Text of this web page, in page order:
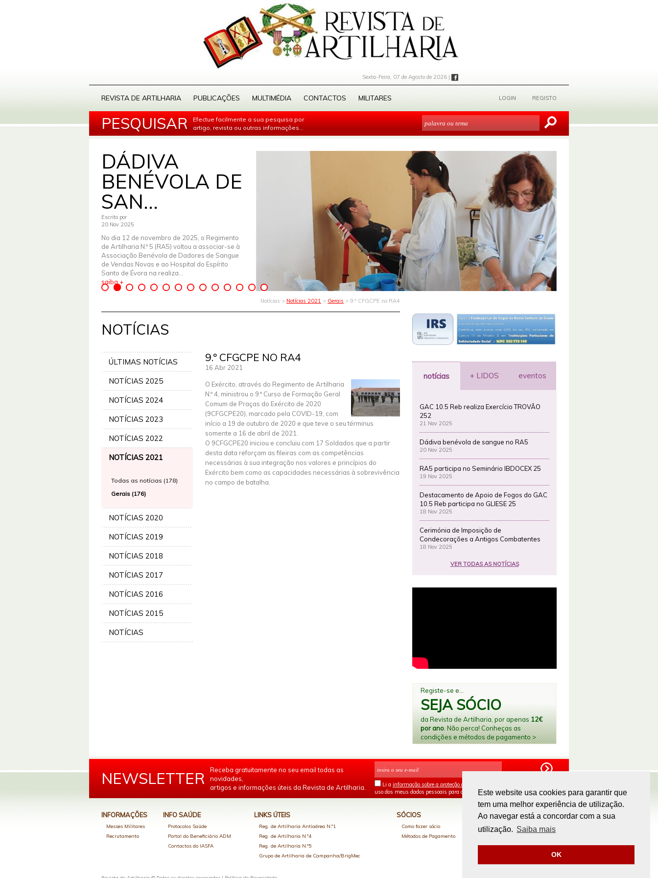
Este website usa cookies para garantir que
tem uma melhor experiência de utilização.
Ao navegar está a concordar com a sua
utilização. Saiba mais
OK
Sexta-Feira, 07 de Agosto de 2026 |
REVISTA DE ARTILHARIA PUBLICAÇÕES MULTIMÉDIA CONTACTOS MILITARES LOGIN REGISTO
PESQUISAR
Efectue facilmente a sua pesquisa por
artigo, revista ou outras informações...
DÁDIVA
BENÉVOLA DE
SAN...
Escrito por
20 Nov 2025
No dia 12 de novembro de 2025, o Regimento
de Artilharia N.º 5 (RA5) voltou a associar-se à
Associação Benévola de Dadores de Sangue
de Vendas Novas e ao Hospital do Espírito
Santo de Évora na realiza...
saiba +
Notícias > Notícias 2021 > Gerais > 9.º CFGCPE no RA4
NOTÍCIAS
ÚLTIMAS NOTÍCIAS
NOTÍCIAS 2025
NOTÍCIAS 2024
NOTÍCIAS 2023
NOTÍCIAS 2022
NOTÍCIAS 2021
Todas as notícias (178)
Gerais (176)
NOTÍCIAS 2020
NOTÍCIAS 2019
NOTÍCIAS 2018
NOTÍCIAS 2017
NOTÍCIAS 2016
NOTÍCIAS 2015
NOTÍCIAS
9.º CFGCPE NO RA4
16 Abr 2021
O Exército, através do Regimento de Artilharia
N.º 4, ministrou o 9.º Curso de Formação Geral
Comum de Praças do Exército de 2020
(9CFGCPE20), marcado pela COVID-19, com
início a 19 de outubro de 2020 e que teve o seu términus
somente a 16 de abril de 2021.
O 9CFGCPE20 iniciou e concluiu com 17 Soldados que a partir
desta data reforçam as fileiras com as competências
necessárias à sua integração nos valores e princípios do
Exército bem como as capacidades necessárias à sobrevivência
no campo de batalha.
notícias + LIDOS eventos
GAC 10.5 Reb realiza Exercício TROVÃO
252
21 Nov 2025
Dádiva benévola de sangue no RA5
20 Nov 2025
RA5 participa no Seminário IBDOCEX 25
19 Nov 2025
Destacamento de Apoio de Fogos do GAC
10.5 Reb participa no GLIESE 25
18 Nov 2025
Cerimónia de Imposição de
Condecorações a Antigos Combatentes
18 Nov 2025
VER TODAS AS NOTÍCIAS
Registe-se e...
SEJA SÓCIO
da Revista de Artilharia, por apenas 12€
por ano. Não perca! Conheças as
condições e métodos de pagamento >
NEWSLETTER
Receba gratuitamente no seu email todas as
novidades,
artigos e informações úteis da Revista de Artilharia.
Li a informação sobre a proteção de dados
uso dos meus dados pessoais para os fins mencionados.
INFORMAÇÕES
Messes Militares
Recrutamento
INFO SAÚDE
Protocolos Saúde
Portal do Beneficiário ADM
Contactos do IASFA
LINKS ÚTEIS
Reg. de Artilharia Antiaérea N.º1
Reg. de Artilharia N.º4
Reg. de Artilharia N.º5
Grupo de Artilharia de Campanha/BrigMec
SÓCIOS
Como fazer sócio
Métodos de Pagamento
PAGAMENTOS ONLINE